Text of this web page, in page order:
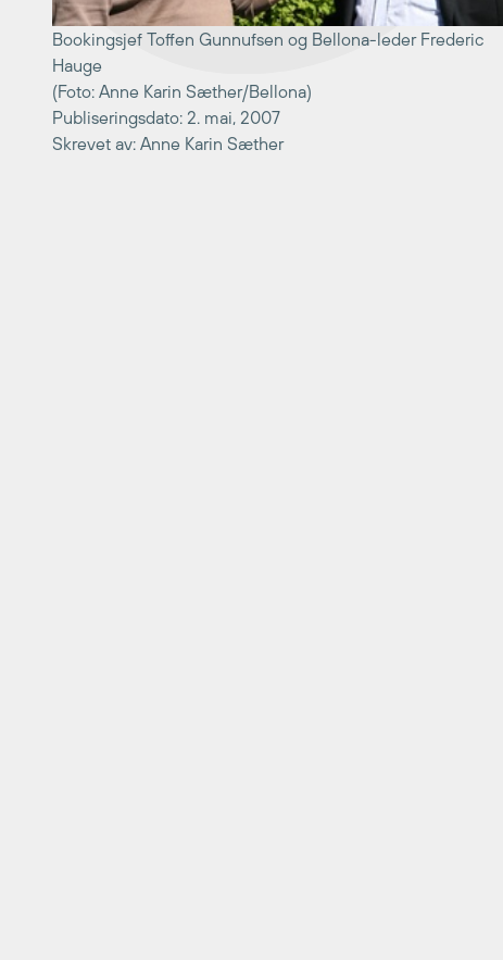
Bookingsjef Toffen Gunnufsen og Bellona-leder Frederic
Hauge
(Foto: Anne Karin Sæther/Bellona)
Publiseringsdato: 2. mai, 2007
Skrevet av: Anne Karin Sæther